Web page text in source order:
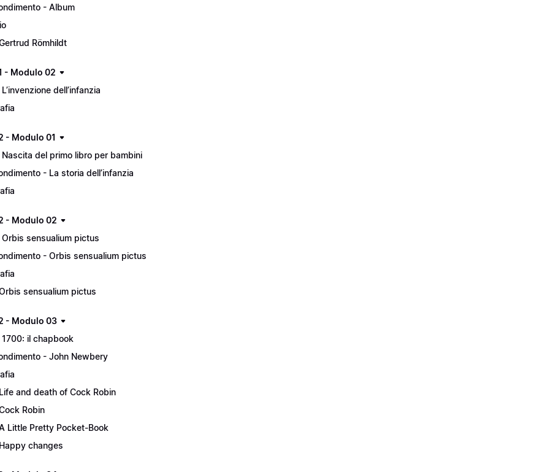
- Album
Römhildt
- Modulo 02
dell’infanzia
- Modulo 01
del primo libro per bambini
- La storia dell’infanzia
- Modulo 02
sensualium pictus
- Orbis sensualium pictus
sensualium pictus
- Modulo 03
il chapbook
- John Newbery
and death of Cock Robin
Robin
Little Pretty Pocket-Book
changes